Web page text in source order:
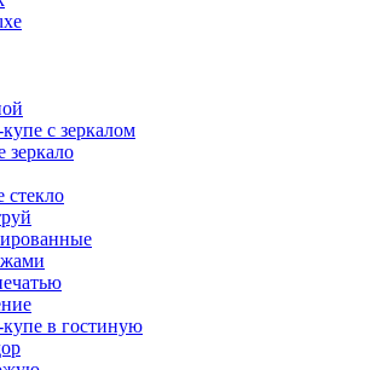
с зеркалом
зеркало
стекло
в гостиную